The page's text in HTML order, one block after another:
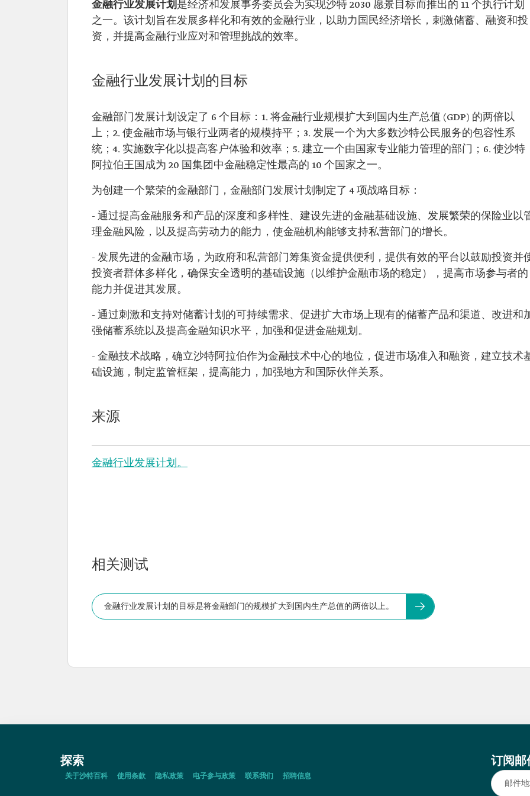
金融行业发展计划是经济和发展事务委员会为实现沙特 2030 愿景目标而推出的 11 个执行计划
之一。该计划旨在发展多样化和有效的金融行业，以助力国民经济增长，刺激储蓄、融资和投
资，并提高金融行业应对和管理挑战的效率。
金融行业发展计划的目标
金融部门发展计划设定了 6 个目标：1. 将金融行业规模扩大到国内生产总值 (GDP) 的两倍以
上；2. 使金融市场与银行业两者的规模持平；3. 发展一个为大多数沙特公民服务的包容性系
统；4. 实施数字化以提高客户体验和效率；5. 建立一个由国家专业能力管理的部门；6. 使沙特
阿拉伯王国成为 20 国集团中金融稳定性最高的 10 个国家之一。
为创建一个繁荣的金融部门，金融部门发展计划制定了 4 项战略目标：
- 通过提高金融服务和产品的深度和多样性、建设先进的金融基础设施、发展繁荣的保险业以
理金融风险，以及提高劳动力的能力，使金融机构能够支持私营部门的增长。
- 发展先进的金融市场，为政府和私营部门筹集资金提供便利，提供有效的平台以鼓励投资并
投资者群体多样化，确保安全透明的基础设施（以维护金融市场的稳定），提高市场参与者的
能力并促进其发展。
- 通过刺激和支持对储蓄计划的可持续需求、促进扩大市场上现有的储蓄产品和渠道、改进和
强储蓄系统以及提高金融知识水平，加强和促进金融规划。
- 金融技术战略，确立沙特阿拉伯作为金融技术中心的地位，促进市场准入和融资，建立技术
础设施，制定监管框架，提高能力，加强地方和国际伙伴关系。
来源
金融行业发展计划。
相关测试
金融行业发展计划的目标是将金融部门的规模扩大到国内生产总值的两倍以上。
探索
关于沙特百科 使用条款 隐私政策 电子参与政策 联系我们 招聘信息
订阅邮